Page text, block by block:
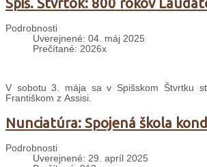
Podrobnosti
Uverejnené: 04. máj 2025
Prečítané: 2026x
V sobotu 3. mája sa v Spišskom Štvrtku
Františkom z Assisi.
Nunciatúra: Spojená škola
Podrobnosti
Uverejnené: 29. apríl 2025